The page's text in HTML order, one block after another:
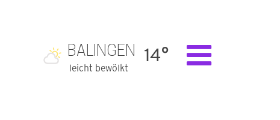
BALINGEN
leicht bewölkt
14°